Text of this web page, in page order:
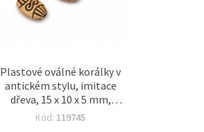
Plastové oválné korálky v
antickém stylu, imitace
dřeva, 15 x 10 x 5 mm,
otvor 2 mm, hnědé – 50 g
Kód: 119745